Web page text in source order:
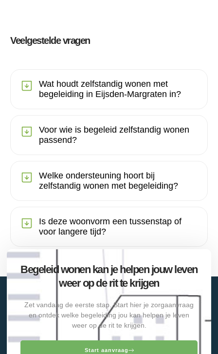
Veelgestelde vragen
Wat houdt zelfstandig wonen met
begeleiding in Eijsden-Margraten in?
Voor wie is begeleid zelfstandig wonen
passend?
Welke ondersteuning hoort bij
zelfstandig wonen met begeleiding?
Is deze woonvorm een tussenstap of
voor langere tijd?
Begeleid wonen kan je helpen jouw leven
weer op de rit te krijgen
Zet vandaag de eerste stap. Start hier je zorgaanvraag
en ontdek welke begeleiding jou kan helpen je leven
weer op de rit te krijgen.
Start aanvraag